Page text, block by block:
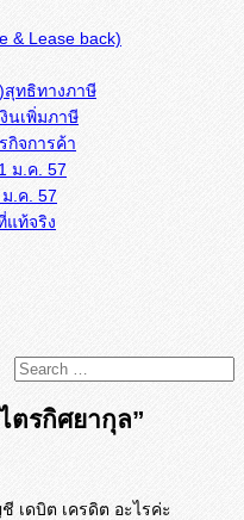
& Lease back)
ทธิทางภาษี
นเพิ่มภาษี
จการค้า
ม.ค. 57
แท้จริง
รกิศยากุล”
เดบิต เครดิต อะไรค่ะ